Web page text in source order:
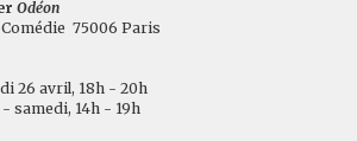
Odéon
75006 Paris
26 avril, 18h - 20h
samedi, 14h - 19h